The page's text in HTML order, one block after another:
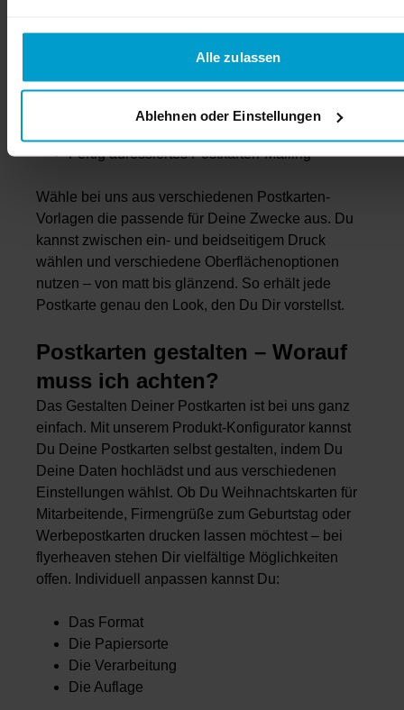
Alle zulassen
Ablehnen oder Einstellungen
Runde oder ovale Postkarten
Postkarten im Wunschformat und mit
Fertig adressiertes Postkarten-Mailing
Wähle bei uns aus verschiedenen Postkarten-
Vorlagen die passende für Deine Zwecke aus. Du
kannst zwischen ein- und beidseitigem Druck
wählen und verschiedene Oberflächenoptionen
nutzen – von matt bis glänzend. So erhält jede
Postkarte genau den Look, den Du Dir vorstellst.
Postkarten gestalten – Worauf
muss ich achten?
Das Gestalten Deiner Postkarten ist bei uns ganz
einfach. Mit unserem Produkt-Konfigurator kannst
Du Deine Postkarten selbst gestalten, indem Du
Deine Daten hochlädst und aus verschiedenen
Einstellungen wählst. Ob Du Weihnachtskarten für
Mitarbeitende, Firmengrüße zum Geburtstag oder
Werbepostkarten drucken lassen möchtest – bei
flyerheaven stehen Dir vielfältige Möglichkeiten
offen. Individuell anpassen kannst Du:
Das Format
Die Papiersorte
Die Verarbeitung
Die Auflage